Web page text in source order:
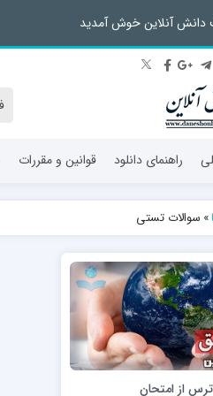
آنلاین خوش آمدید
راهنمای دانلود قوانین و مقررات
» سوالات تستی
ترس از امتحان